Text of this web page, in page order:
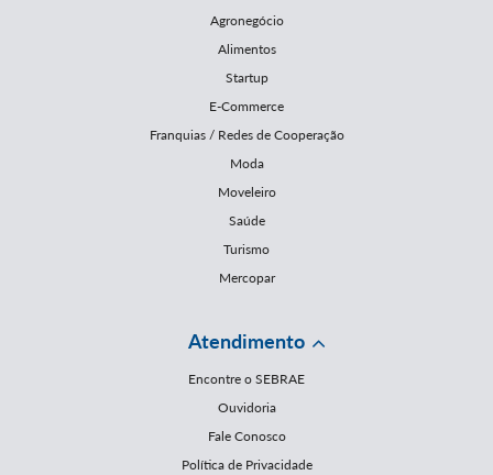
Agronegócio
Alimentos
Startup
E-Commerce
Franquias / Redes de Cooperação
Moda
Moveleiro
Saúde
Turismo
Mercopar
Atendimento
Encontre o SEBRAE
Ouvidoria
Fale Conosco
Política de Privacidade